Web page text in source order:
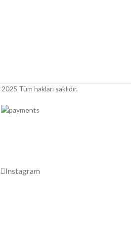
2025 Tüm hakları saklıdır.
Instagram